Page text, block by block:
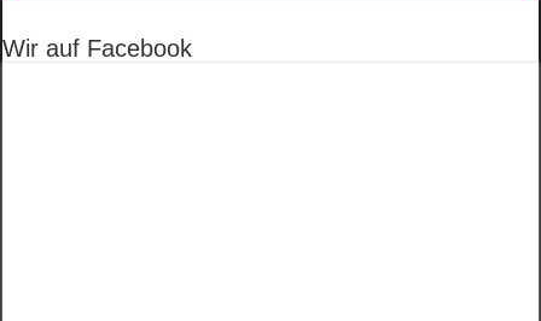
Wir auf Facebook